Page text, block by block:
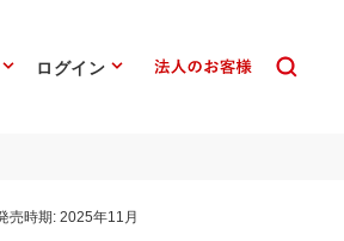
ログイン
売時期:2025年11月